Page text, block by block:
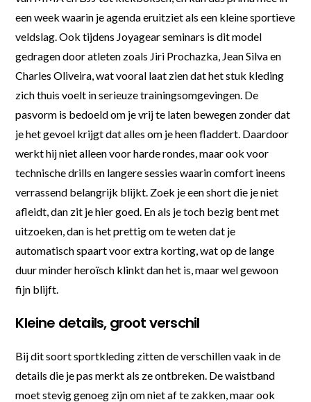
een week waarin je agenda eruitziet als een kleine sportieve
veldslag. Ook tijdens Joyagear seminars is dit model
gedragen door atleten zoals Jiri Prochazka, Jean Silva en
Charles Oliveira, wat vooral laat zien dat het stuk kleding
zich thuis voelt in serieuze trainingsomgevingen. De
pasvorm is bedoeld om je vrij te laten bewegen zonder dat
je het gevoel krijgt dat alles om je heen fladdert. Daardoor
werkt hij niet alleen voor harde rondes, maar ook voor
technische drills en langere sessies waarin comfort ineens
verrassend belangrijk blijkt. Zoek je een short die je niet
afleidt, dan zit je hier goed. En als je toch bezig bent met
uitzoeken, dan is het prettig om te weten dat je
automatisch spaart voor extra korting, wat op de lange
duur minder heroïsch klinkt dan het is, maar wel gewoon
fijn blijft.
Kleine details, groot verschil
Bij dit soort sportkleding zitten de verschillen vaak in de
details die je pas merkt als ze ontbreken. De waistband
moet stevig genoeg zijn om niet af te zakken, maar ook